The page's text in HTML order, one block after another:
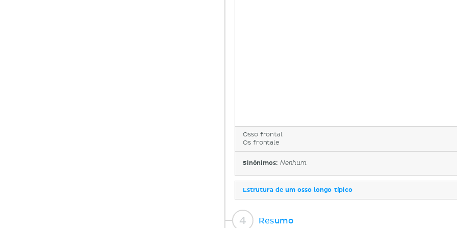
Osso frontal
Os frontale
Sinônimos: Nenhum
Estrutura de um osso longo típico
Resumo